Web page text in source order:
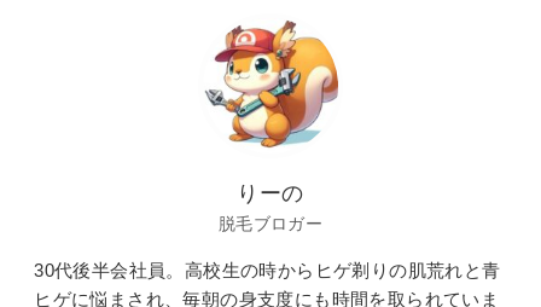
りーの
脱毛ブロガー
30代後半会社員。高校生の時からヒゲ剃りの肌荒れと青
ヒゲに悩まされ、毎朝の身支度にも時間を取られていま